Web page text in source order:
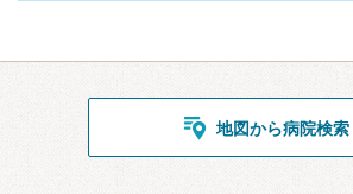
地図から病院検索